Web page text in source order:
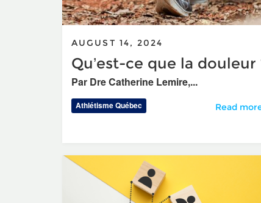
AUGUST 14, 2024
Qu’est-ce que la douleur
Par Dre Catherine Lemire,...
Athlétisme Québec Qu’est-ce
Read